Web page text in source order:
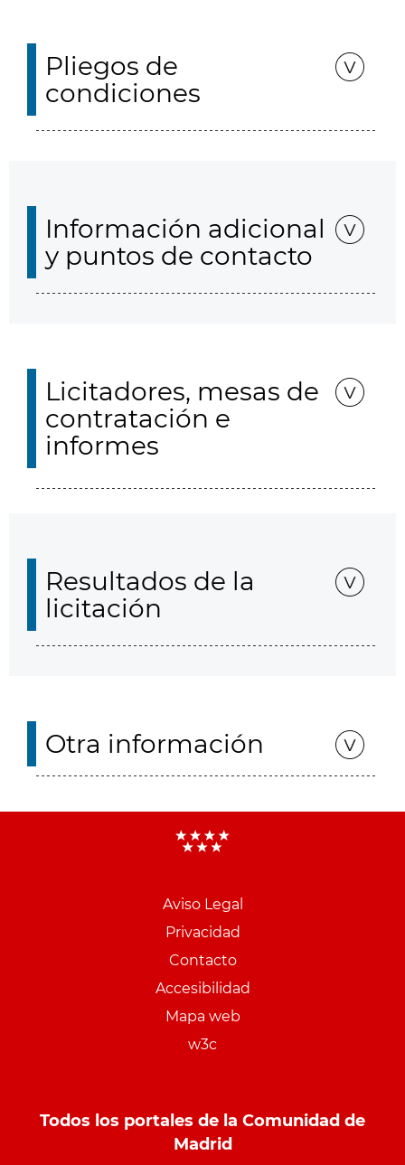
Pliegos de
condiciones
Información adicional
y puntos de contacto
Licitadores, mesas de
contratación e
informes
Resultados de la
licitación
Otra información
Aviso Legal
Privacidad
Contacto
Accesibilidad
Mapa web
w3c
Todos los portales de la Comunidad de
Madrid